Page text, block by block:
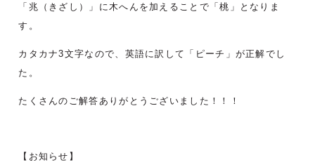
「兆（きざし）」に木へんを加えることで「桃」となりま
す。
カタカナ3文字なので、英語に訳して「ピーチ」が正解でし
た。
たくさんのご解答ありがとうございました！！！
【お知らせ】